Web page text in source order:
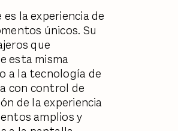
la experiencia de
únicos. Su
que
esta misma
a la tecnología de
con control de
de la experiencia
amplios y